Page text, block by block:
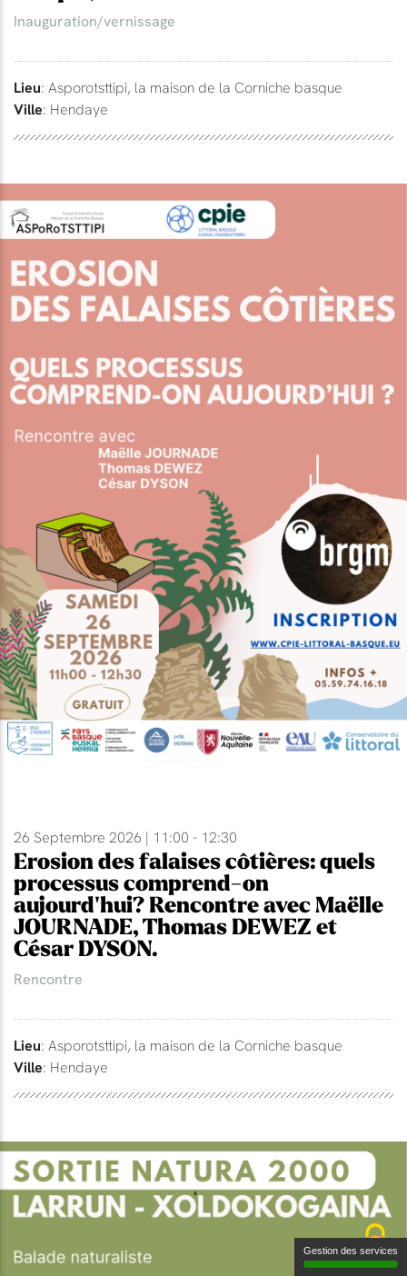
Inauguration/vernissage
Lieu: Asporotsttipi, la maison de la Corniche basque
Ville: Hendaye
26 Septembre 2026 | 11:00 - 12:30
Erosion des falaises côtières: quels
processus comprend-on
aujourd'hui? Rencontre avec Maëlle
JOURNADE, Thomas DEWEZ et
César DYSON.
Rencontre
Lieu: Asporotsttipi, la maison de la Corniche basque
Ville: Hendaye
Gestion des services